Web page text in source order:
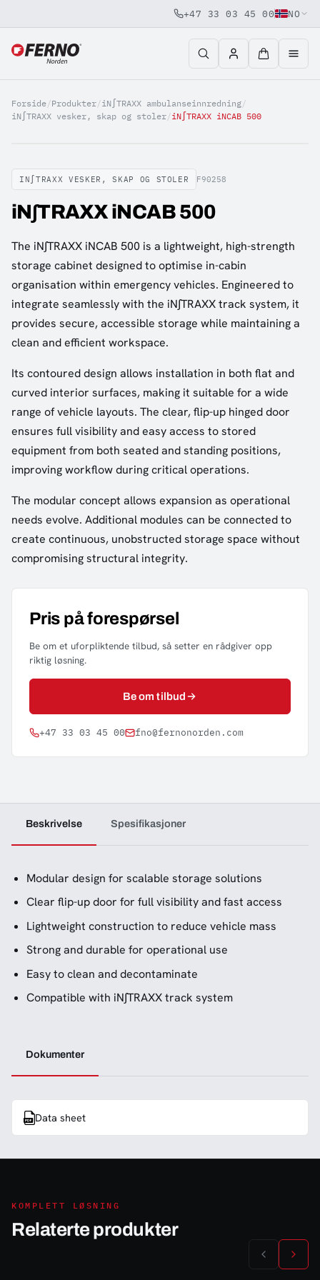
Jump to content
+47 33 03 45 00 NO
Forside/Produkter/iN∫TRAXX ambulanseinnredning/
iN∫TRAXX vesker, skap og stoler/iN∫TRAXX iNCAB 500
IN∫TRAXX VESKER, SKAP OG STOLER F90258
iN∫TRAXX iNCAB 500
The iN∫TRAXX iNCAB 500 is a lightweight, high-strength
storage cabinet designed to optimise in-cabin
organisation within emergency vehicles. Engineered to
integrate seamlessly with the iN∫TRAXX track system, it
provides secure, accessible storage while maintaining a
clean and efficient workspace.
Its contoured design allows installation in both flat and
curved interior surfaces, making it suitable for a wide
range of vehicle layouts. The clear, flip-up hinged door
ensures full visibility and easy access to stored
equipment from both seated and standing positions,
improving workflow during critical operations.
The modular concept allows expansion as operational
needs evolve. Additional modules can be connected to
create continuous, unobstructed storage space without
compromising structural integrity.
Pris på forespørsel
Be om et uforpliktende tilbud, så setter en rådgiver opp
riktig løsning.
Be om tilbud
+47 33 03 45 00 fno@fernonorden.com
Beskrivelse Spesifikasjoner
Modular design for scalable storage solutions
Clear flip-up door for full visibility and fast access
Lightweight construction to reduce vehicle mass
Strong and durable for operational use
Easy to clean and decontaminate
Compatible with iN∫TRAXX track system
Dokumenter
Data sheet
KOMPLETT LØSNING
Relaterte produkter